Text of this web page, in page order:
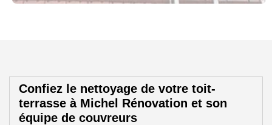
Confiez le nettoyage de votre toit-
terrasse à Michel Rénovation et son
équipe de couvreurs